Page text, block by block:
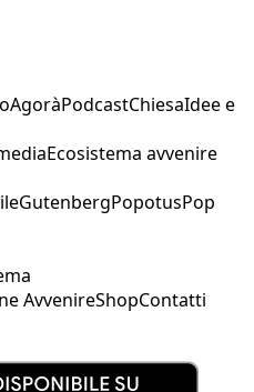
AgoràPodcastChiesaIdee e
Ecosistema avvenire
GutenbergPopotusPop
AvvenireShopContatti